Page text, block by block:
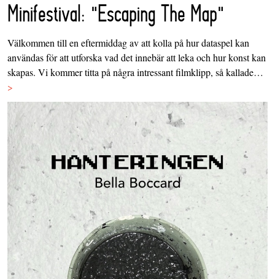
Minifestival: "Escaping The Map"
Välkommen till en eftermiddag av att kolla på hur dataspel kan
användas för att utforska vad det innebär att leka och hur konst kan
skapas. Vi kommer titta på några intressant filmklipp, så kallade…
>